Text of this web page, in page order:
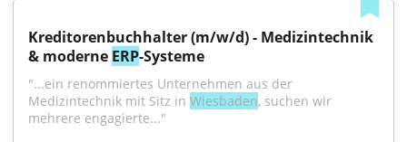
Kreditorenbuchhalter (m/w/d) - Medizintechnik
& moderne ERP-Systeme
"...ein renommiertes Unternehmen aus der
Medizintechnik mit Sitz in Wiesbaden, suchen wir
mehrere engagierte..."